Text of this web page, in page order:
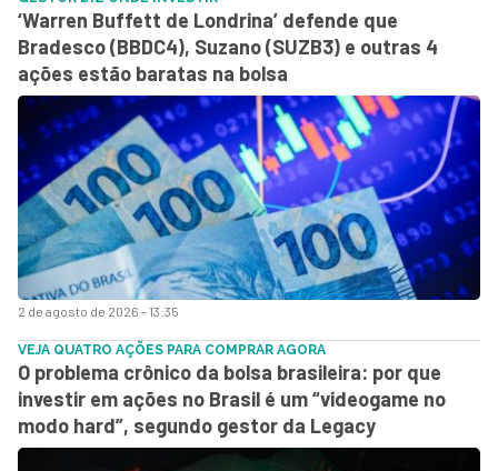
2 de agosto de 2026 - 13:35
‘Warren Buffett de Londrina’ defende que
Bradesco (BBDC4), Suzano (SUZB3) e outras 4
ações estão baratas na bolsa
VEJA QUATRO AÇÕES PARA COMPRAR AGORA
O problema crônico da bolsa brasileira: por que
investir em ações no Brasil é um “videogame no
modo hard”, segundo gestor da Legacy